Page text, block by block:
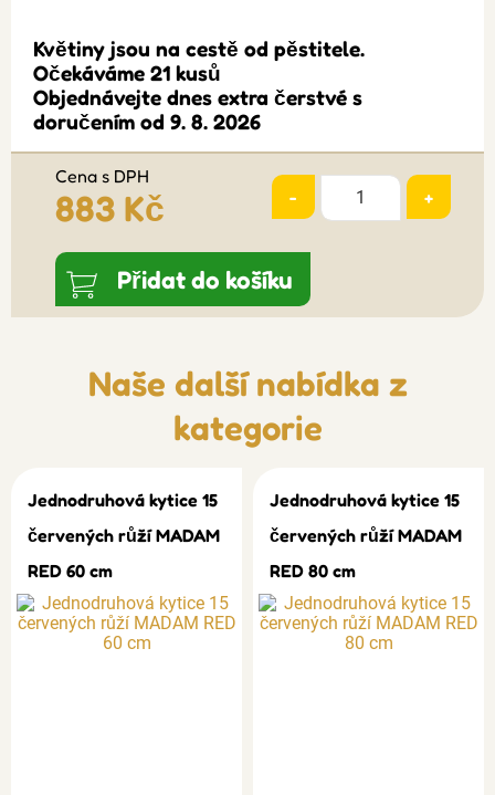
Květiny jsou na cestě od pěstitele.
Očekáváme 21 kusů
Objednávejte dnes extra čerstvé s
doručením od 9. 8. 2026
Cena s DPH
883 Kč - +
Přidat do košíku
Naše další nabídka z
kategorie
Jednodruhová kytice 15
červených růží MADAM
RED 60 cm
Jednodruhová kytice 15
červených růží MADAM
RED 80 cm